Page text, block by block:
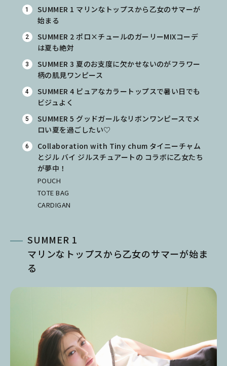
SUMMER 1 マリンなトップスから乙女のサマーが
始まる
SUMMER 2 ポロ×チュールのガーリーMIXコーデ
は夏も絶対
SUMMER 3 夏のお支度に欠かせないのがフラワー
柄の肌見ワンピース
SUMMER 4 ピュアなカラートップスで暑い日でも
ビジュよく
SUMMER 5 グッドガールなリボンワンピースでメ
ロい夏を過ごしたい♡
Collaboration with Tiny chum タイニーチャム
とジル バイ ジルスチュアートの コラボに乙女たち
が夢中！
POUCH
TOTE BAG
CARDIGAN
SUMMER 1
マリンなトップスから乙女のサマーが始ま
る